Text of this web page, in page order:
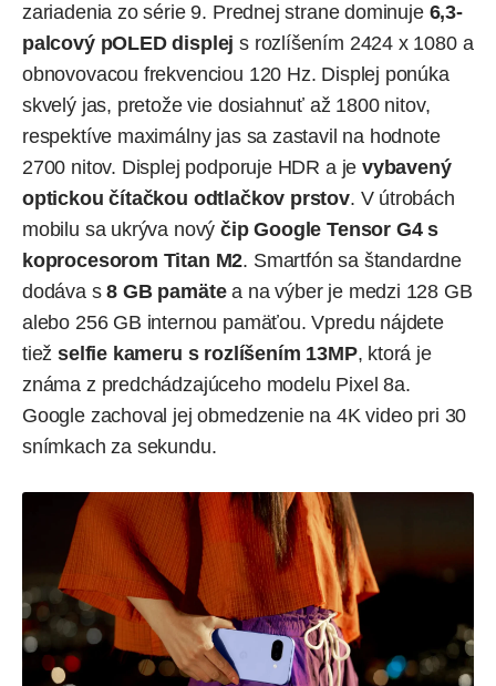
zariadenia zo série 9. Prednej strane dominuje 6,3-
palcový pOLED displej s rozlíšením 2424 x 1080 a
obnovovacou frekvenciou 120 Hz. Displej ponúka
skvelý jas, pretože vie dosiahnuť až 1800 nitov,
respektíve maximálny jas sa zastavil na hodnote
2700 nitov. Displej podporuje HDR a je vybavený
optickou čítačkou odtlačkov prstov. V útrobách
mobilu sa ukrýva novýčip Google Tensor G4 s
koprocesorom Titan M2. Smartfón sa štandardne
dodáva s8 GB pamätea na výber je medzi 128 GB
alebo 256 GB internou pamäťou. Vpredu nájdete
tiežselfie kameru s rozlíšením 13MP, ktorá je
známa z predchádzajúceho modelu Pixel 8a.
Google zachoval jej obmedzenie na 4K video pri 30
snímkach za sekundu.